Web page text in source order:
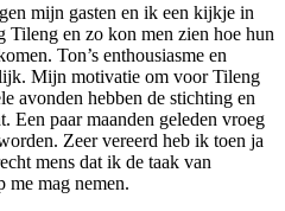
mijn gasten en ik een kijkje in
Tileng en zo kon men zien hoe hun
Ton’s enthousiasme en
Mijn motivatie om voor Tileng
avonden hebben de stichting en
Een paar maanden geleden vroeg
Zeer vereerd heb ik toen ja
mens dat ik de taak van
me mag nemen.